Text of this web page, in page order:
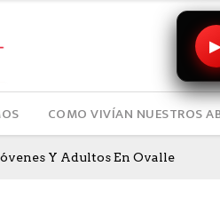
COMO VIVÍAN NUESTROS
Y Adultos En Ovalle